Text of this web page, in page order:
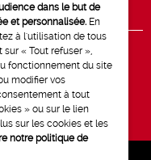
dans le but de
et personnalisée. En
à l'utilisation de tous
« Tout refuser »,
fonctionnement du site
modifier vos
à tout
» ou sur le lien
sur les cookies et les
notre politique de